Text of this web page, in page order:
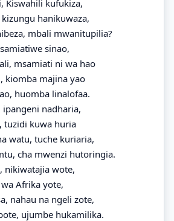
Kiswahili kufukiza,
hanikuwaza,
mbali mwanitupilia?
sinao,
msamiati ni wa hao
kiomba majina yao
huomba linalofaa.
nadharia,
tuzidi kuwa huria
watu, tuche kuriaria,
cha mwenzi hutoringia.
nikiwatajia wote,
Afrika yote,
nahau na ngeli zote,
ujumbe hukamilika.